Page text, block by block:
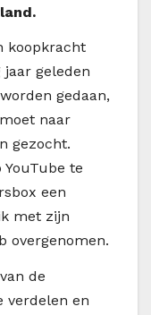
koopkracht
geleden
gedaan,
naar
gezocht.
te
een
met zijn
overgenomen.
de
verdelen en